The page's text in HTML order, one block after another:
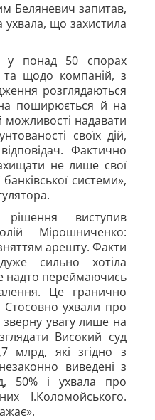
Беляневич запитав,
ухвала, що захистила
у понад 50 спорах
та щодо компаній, з
розглядаються
поширюється й на
надавати
своїх дій,
Фактично
не лише свої
системи»,
виступив
Мірошниченко:
арешту. Факти
сильно хотіла
надто переймаючись
Це гранично
Стосовно ухвали про
увагу лише на
Високий суд
млрд, які згідно з
виведені з
50% і ухвала про
І.Коломойського.